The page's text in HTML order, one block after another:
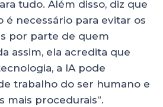
tudo. Além disso, diz que
é necessário para evitar os
por parte de quem
assim, ela acredita que
a IA pode
trabalho do ser humano e
mais procedurais”.